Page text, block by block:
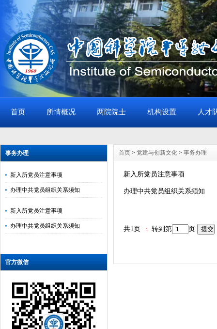
首页 所情概况 两院院士 机构设置 人才
事务办理
新入所党员注意事项
办理中共党员组织关系须知
新入所党员注意事项
办理中共党员组织关系须知
官方微信
首页 > 党建与创新文化 > 事务办理
新入所党员注意事项
办理中共党员组织关系须知
共1页 1 转到第 页